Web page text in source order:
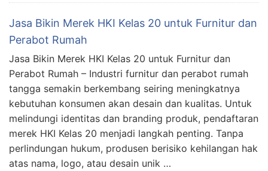
Jasa Bikin Merek HKI Kelas 20 untuk Furnitur dan
Perabot Rumah
Jasa Bikin Merek HKI Kelas 20 untuk Furnitur dan
Perabot Rumah – Industri furnitur dan perabot rumah
tangga semakin berkembang seiring meningkatnya
kebutuhan konsumen akan desain dan kualitas. Untuk
melindungi identitas dan branding produk, pendaftaran
merek HKI Kelas 20 menjadi langkah penting. Tanpa
perlindungan hukum, produsen berisiko kehilangan hak
atas nama, logo, atau desain unik …